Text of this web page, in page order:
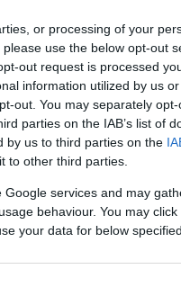
or processing of your
use the below opt-out
out request is processed
information utilized by us
out. You may separately
parties on the IAB’s list of
by us to third parties on the
to other third parties.
services and may
behaviour. You may
your data for below
+-
felett,
zivatar
27 és 32
csapadékra
levegő, de
20:20
18:19
A
16:21
12:56
a